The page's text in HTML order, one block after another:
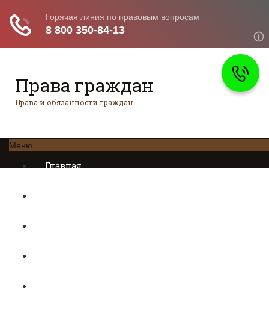
Права граждан
Права и обязанности граждан
Меню
Главная